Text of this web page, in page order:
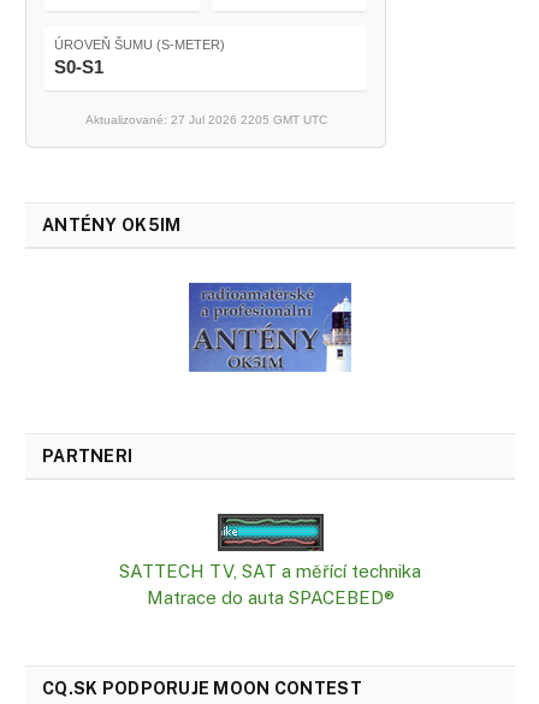
ÚROVEŇ ŠUMU (S-METER)
S0-S1
Aktualizované: 27 Jul 2026 2205 GMT UTC
ANTÉNY OK5IM
PARTNERI
SATTECH TV, SAT a měřící technika
Matrace do auta SPACEBED®
CQ.SK PODPORUJE MOON CONTEST